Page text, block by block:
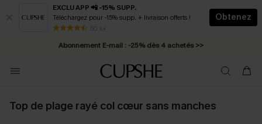
EXCLU APP 📲 -15% SUPP.
Téléchargez pour -15% supp. + livraison offerts !
50 k+
Obtenez
* Livraison éclair 2-3 jours ouvrés >>
Abonnement E-mail : -25% dès 4 achetés >>
Top de plage rayé col cœur sans manches